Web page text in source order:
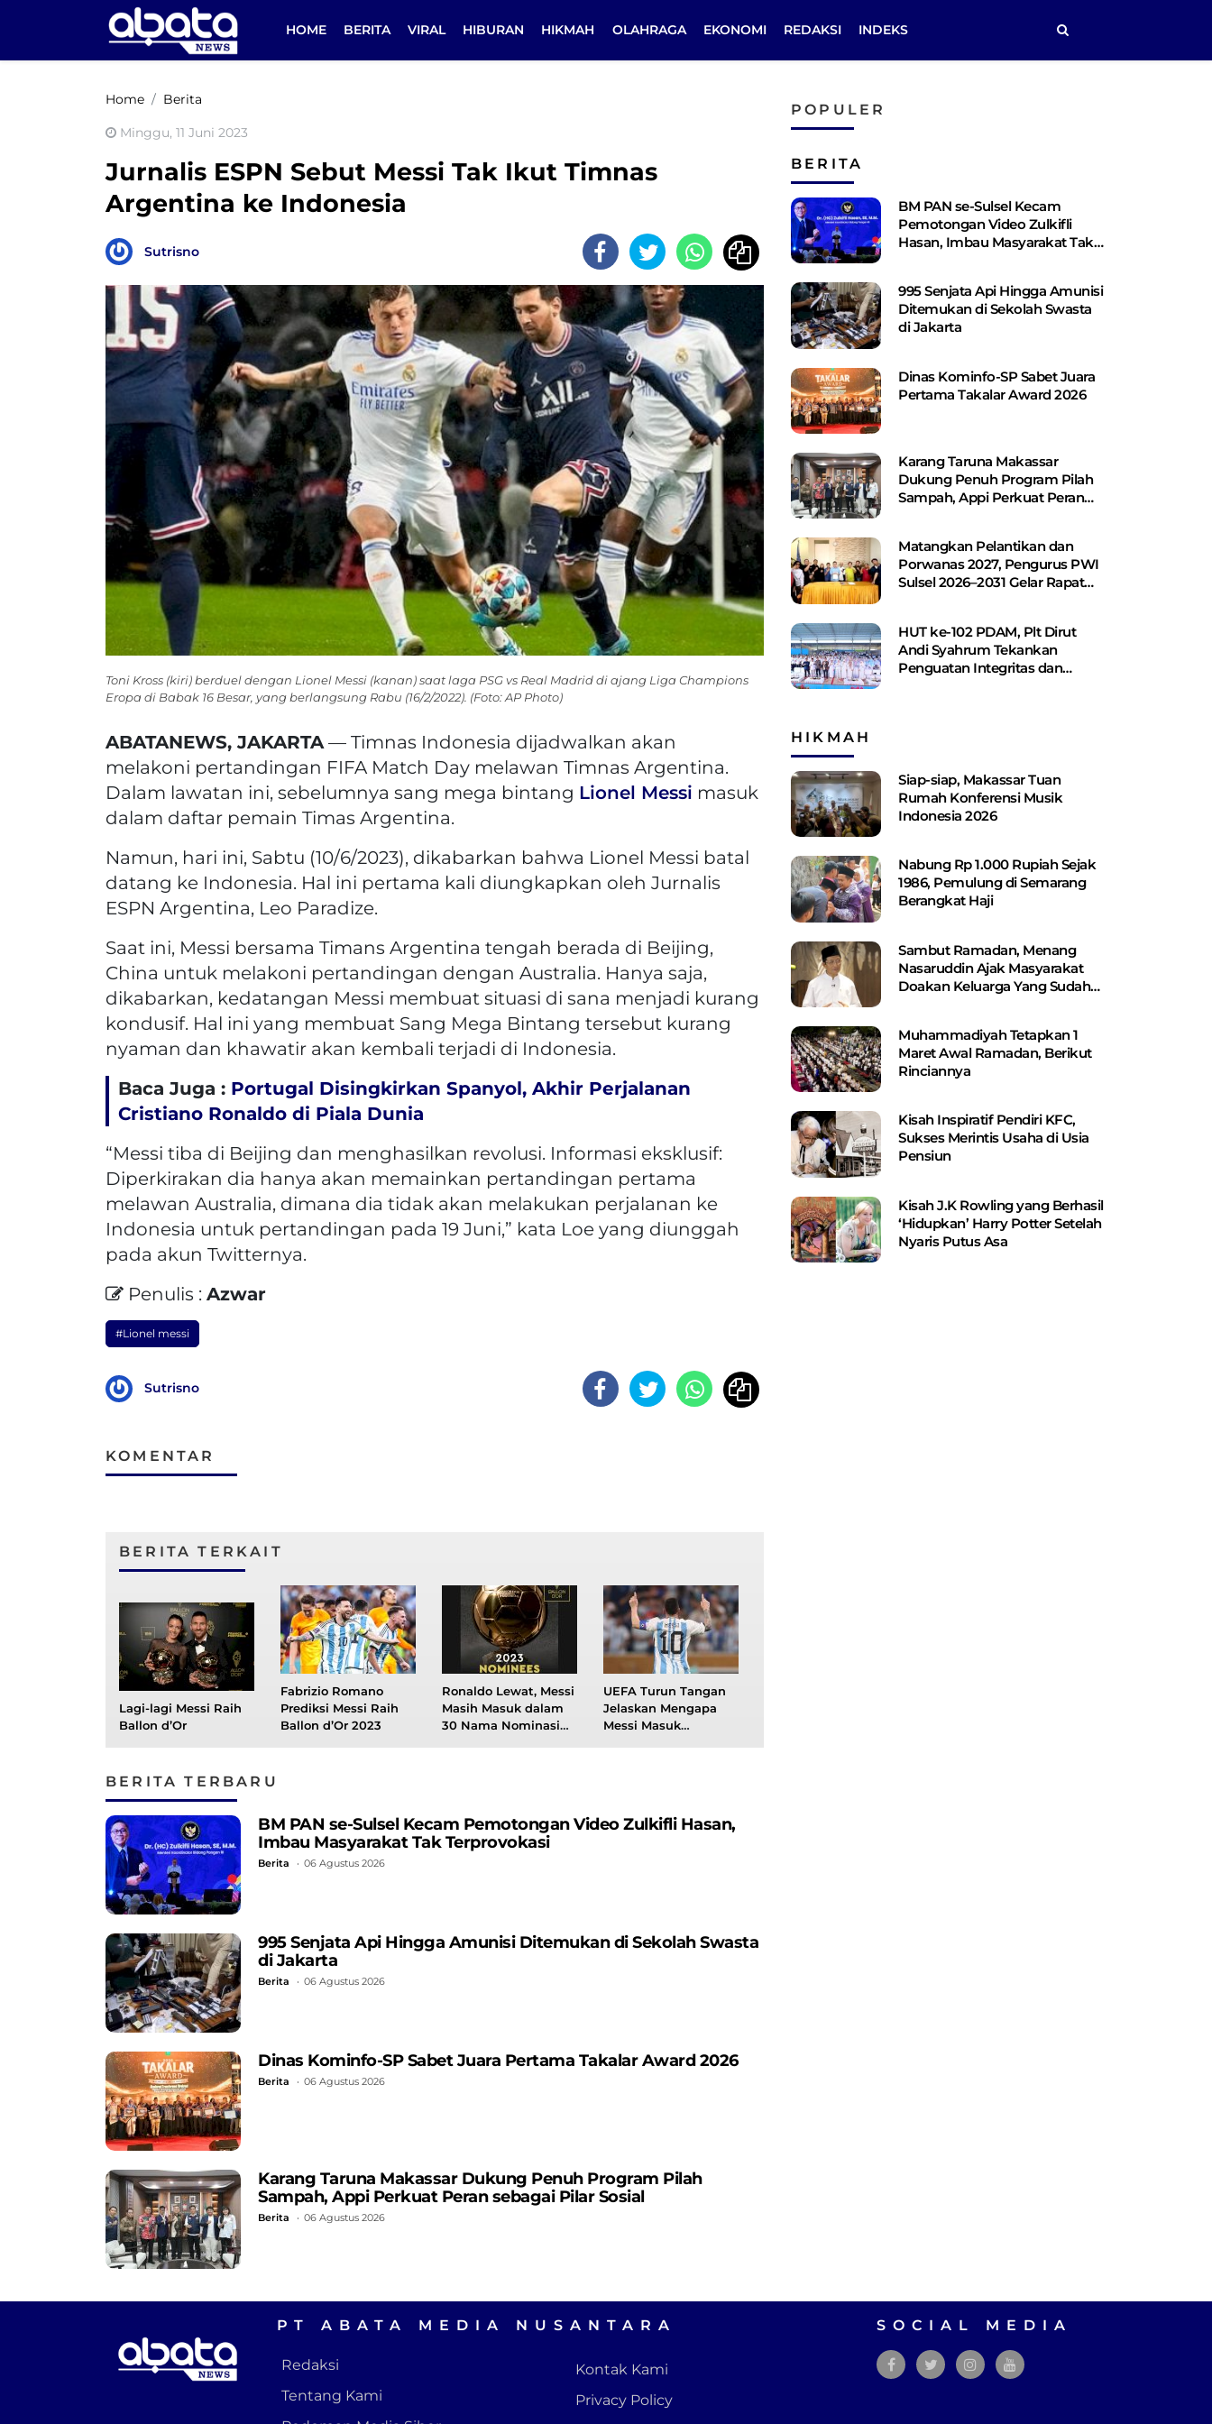
HOME BERITA VIRAL HIBURAN HIKMAH OLAHRAGA EKONOMI REDAKSI INDEKS
Home Berita
Minggu, 11 Juni 2023
Jurnalis ESPN Sebut Messi Tak Ikut Timnas
Argentina ke Indonesia
Sutrisno
Toni Kross (kiri) berduel dengan Lionel Messi (kanan) saat laga PSG vs Real Madrid di ajang Liga Champions
Eropa di Babak 16 Besar, yang berlangsung Rabu (16/2/2022). (Foto: AP Photo)
ABATANEWS, JAKARTA — Timnas Indonesia dijadwalkan akan
melakoni pertandingan FIFA Match Day melawan Timnas Argentina.
Dalam lawatan ini, sebelumnya sang mega bintang Lionel Messi masuk
dalam daftar pemain Timas Argentina.
Namun, hari ini, Sabtu (10/6/2023), dikabarkan bahwa Lionel Messi batal
datang ke Indonesia. Hal ini pertama kali diungkapkan oleh Jurnalis
ESPN Argentina, Leo Paradize.
Saat ini, Messi bersama Timans Argentina tengah berada di Beijing,
China untuk melakoni pertandingan dengan Australia. Hanya saja,
dikabarkan, kedatangan Messi membuat situasi di sana menjadi kurang
kondusif. Hal ini yang membuat Sang Mega Bintang tersebut kurang
nyaman dan khawatir akan kembali terjadi di Indonesia.
Baca Juga : Portugal Disingkirkan Spanyol, Akhir Perjalanan
Cristiano Ronaldo di Piala Dunia
“Messi tiba di Beijing dan menghasilkan revolusi. Informasi eksklusif:
Diperkirakan dia hanya akan memainkan pertandingan pertama
melawan Australia, dimana dia tidak akan melakukan perjalanan ke
Indonesia untuk pertandingan pada 19 Juni,” kata Loe yang diunggah
pada akun Twitternya.
Penulis : Azwar
#Lionel messi
Sutrisno
KOMENTAR
BERITA TERKAIT
Lagi-lagi Messi Raih
Ballon d’Or
Fabrizio Romano
Prediksi Messi Raih
Ballon d’Or 2023
Ronaldo Lewat, Messi
Masih Masuk dalam
30 Nama Nominasi
UEFA Turun Tangan
Jelaskan Mengapa
Messi Masuk
BERITA TERBARU
BM PAN se-Sulsel Kecam Pemotongan Video Zulkifli Hasan,
Imbau Masyarakat Tak Terprovokasi
Berita 06 Agustus 2026
995 Senjata Api Hingga Amunisi Ditemukan di Sekolah Swasta
di Jakarta
Berita 06 Agustus 2026
Dinas Kominfo-SP Sabet Juara Pertama Takalar Award 2026
Berita 06 Agustus 2026
Karang Taruna Makassar Dukung Penuh Program Pilah
Sampah, Appi Perkuat Peran sebagai Pilar Sosial
Berita 06 Agustus 2026
POPULER
BERITA
BM PAN se-Sulsel Kecam
Pemotongan Video Zulkifli
Hasan, Imbau Masyarakat Tak
995 Senjata Api Hingga Amunisi
Ditemukan di Sekolah Swasta
di Jakarta
Dinas Kominfo-SP Sabet Juara
Pertama Takalar Award 2026
Karang Taruna Makassar
Dukung Penuh Program Pilah
Sampah, Appi Perkuat Peran
Matangkan Pelantikan dan
Porwanas 2027, Pengurus PWI
Sulsel 2026–2031 Gelar Rapat
HUT ke-102 PDAM, Plt Dirut
Andi Syahrum Tekankan
Penguatan Integritas dan
HIKMAH
Siap-siap, Makassar Tuan
Rumah Konferensi Musik
Indonesia 2026
Nabung Rp 1.000 Rupiah Sejak
1986, Pemulung di Semarang
Berangkat Haji
Sambut Ramadan, Menang
Nasaruddin Ajak Masyarakat
Doakan Keluarga Yang Sudah
Muhammadiyah Tetapkan 1
Maret Awal Ramadan, Berikut
Rinciannya
Kisah Inspiratif Pendiri KFC,
Sukses Merintis Usaha di Usia
Pensiun
Kisah J.K Rowling yang Berhasil
‘Hidupkan’ Harry Potter Setelah
Nyaris Putus Asa
PT ABATA MEDIA NUSANTARA
Redaksi
Tentang Kami
Kontak Kami
Privacy Policy
SOCIAL MEDIA